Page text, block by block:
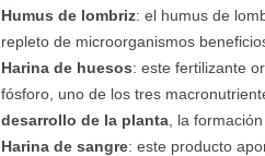
Humus de lombriz: el humus de
repleto de microorganismos
Harina de huesos: este fertilizante
fósforo, uno de los tres
desarrollo de la planta , la
Harina de sangre: este producto